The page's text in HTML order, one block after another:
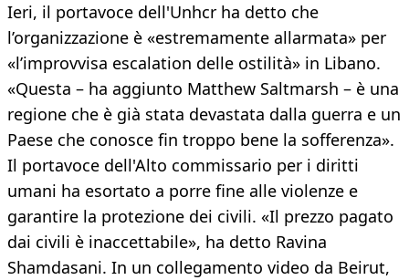
Ieri, il portavoce dell'Unhcr ha detto che
l’organizzazione è «estremamente allarmata» per
«l’improvvisa escalation delle ostilità» in Libano.
«Questa – ha aggiunto Matthew Saltmarsh – è una
regione che è già stata devastata dalla guerra e un
Paese che conosce fin troppo bene la sofferenza».
Il portavoce dell'Alto commissario per i diritti
umani ha esortato a porre fine alle violenze e
garantire la protezione dei civili. «Il prezzo pagato
dai civili è inaccettabile», ha detto Ravina
Shamdasani. In un collegamento video da Beirut,